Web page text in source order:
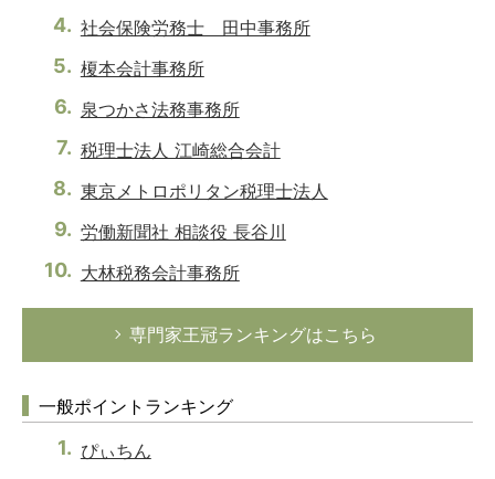
社会保険労務士 田中事務所
榎本会計事務所
泉つかさ法務事務所
税理士法人 江崎総合会計
東京メトロポリタン税理士法人
労働新聞社 相談役 長谷川
大林税務会計事務所
専門家王冠ランキングはこちら
一般ポイントランキング
ぴぃちん